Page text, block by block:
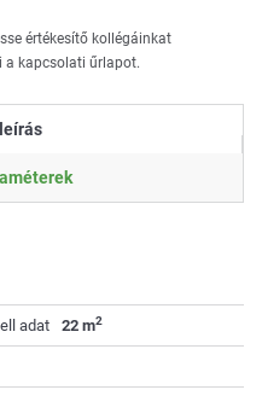
értékesítő kollégáinkat
a kapcsolati űrlapot.
adat 22 m2